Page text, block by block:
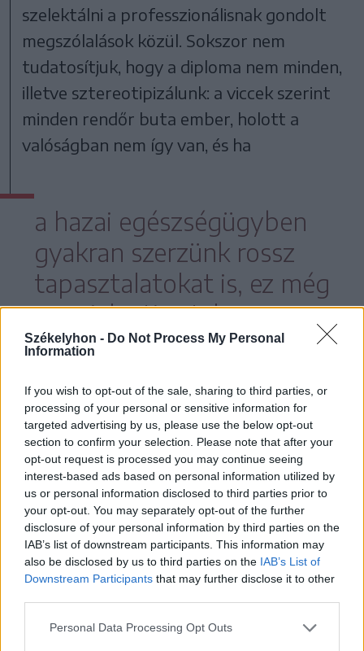
Székelyhon - Do Not Process My Personal
Information
If you wish to opt-out of the sale, sharing to third parties, or
processing of your personal or sensitive information for
targeted advertising by us, please use the below opt-out
section to confirm your selection. Please note that after your
opt-out request is processed you may continue seeing
interest-based ads based on personal information utilized by
us or personal information disclosed to third parties prior to
your opt-out. You may separately opt-out of the further
disclosure of your personal information by third parties on the
IAB’s list of downstream participants. This information may
also be disclosed by us to third parties on the IAB’s List of
Downstream Participants that may further disclose it to other
Personal Data Processing Opt Outs
szelektálni a professzionálisnak gondolt
megszólalások közül. Sokszor nem
tudatosítjuk, hogy a diploma nem minden,
illetve sztereotipizálunk: a viccek szerint
minden rendőr buta ember, holott a
valóságban nem így van, és ha
a hazai egészségügyben
gyakran szerzünk rossz
tapasztalatokat is, ez még
nem jelenti azt, hogy a
romániai szakemberek
„Figyelembe kell vennünk azt is, hogy az
ember szempontjából szinte
követhetetlenül gyors minden téren a
fejlődés napjainkban, óriási az
információáradat, a feldolgoznivaló,
komoly megterhelés mindezzel lépést